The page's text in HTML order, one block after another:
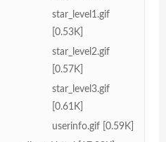
star_level1.gif
[0.53K]
star_level2.gif
[0.57K]
star_level3.gif
[0.61K]
userinfo.gif [0.59K]